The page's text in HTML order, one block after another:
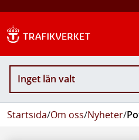
Inget län valt
Startsida/Om oss/Nyheter/